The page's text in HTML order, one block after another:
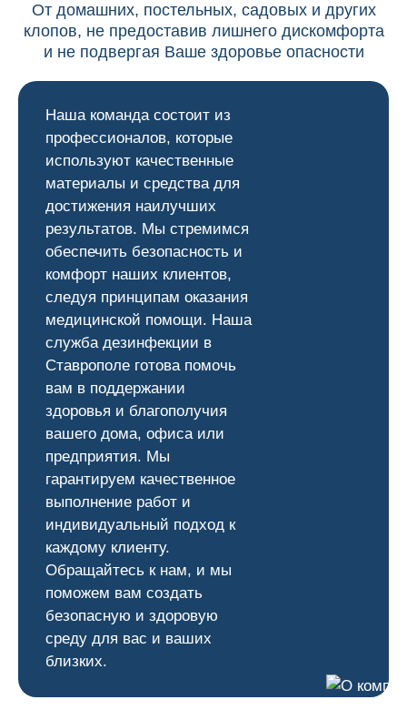
От домашних, постельных, садовых и других
клопов, не предоставив лишнего дискомфорта
и не подвергая Ваше здоровье опасности
Наша команда состоит из
профессионалов, которые
используют качественные
материалы и средства для
достижения наилучших
результатов. Мы стремимся
обеспечить безопасность и
комфорт наших клиентов,
следуя принципам оказания
медицинской помощи. Наша
служба дезинфекции в
Ставрополе готова помочь
вам в поддержании
здоровья и благополучия
вашего дома, офиса или
предприятия. Мы
гарантируем качественное
выполнение работ и
индивидуальный подход к
каждому клиенту.
Обращайтесь к нам, и мы
поможем вам создать
безопасную и здоровую
среду для вас и ваших
близких.